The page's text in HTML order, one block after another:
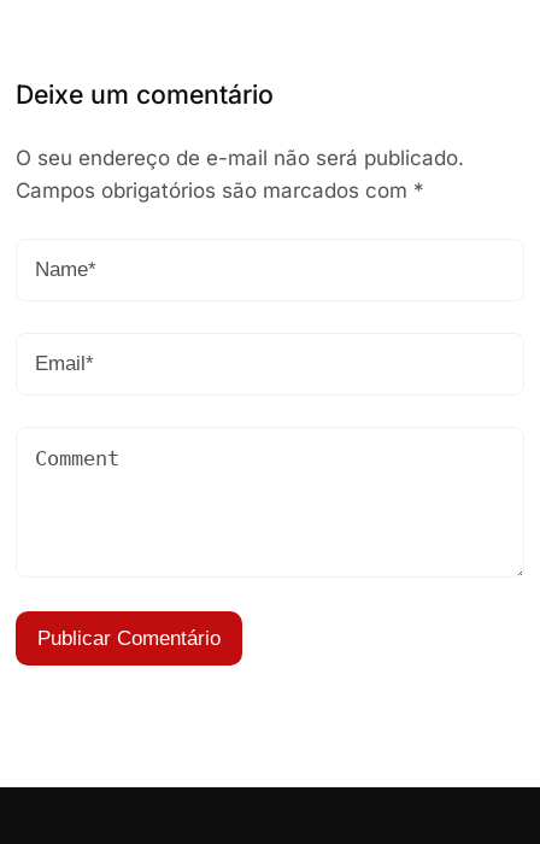
Deixe um comentário
O seu endereço de e-mail não será publicado.
Campos obrigatórios são marcados com *